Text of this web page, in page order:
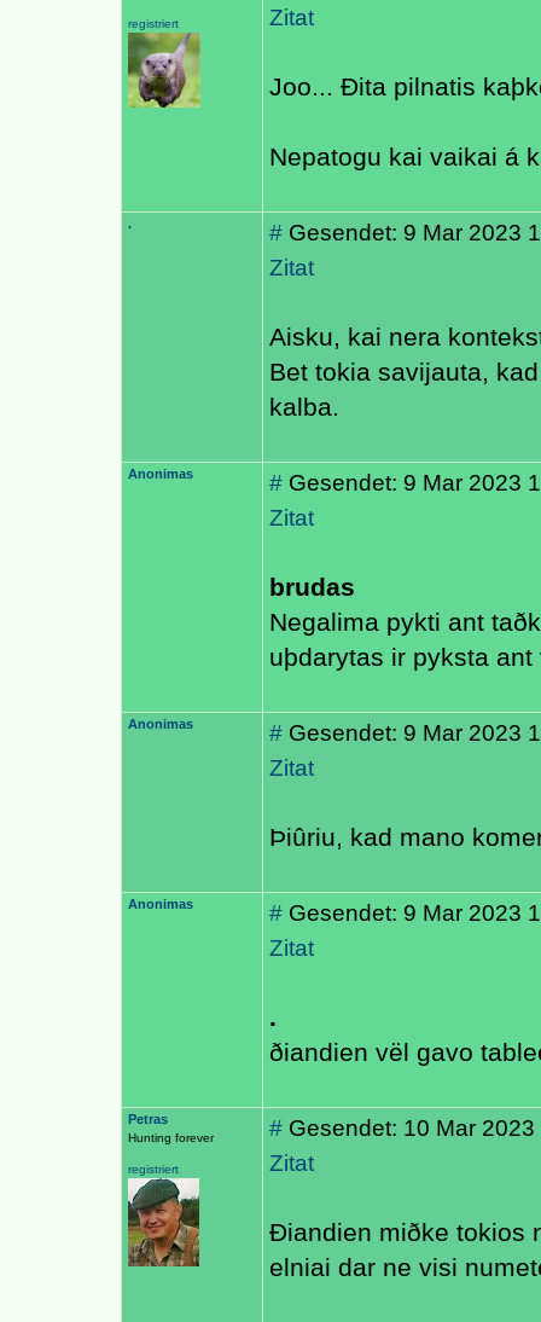
registriert Zitat
Joo... Ðita pilnatis
Nepatogu kai vaikai á
. # Gesendet: 9 Mar 2023
Zitat
Aisku, kai nera
Bet tokia savijauta,
kalba.
Anonimas # Gesendet: 9 Mar 2023
Zitat
brudas
Negalima pykti ant
uþdarytas ir pyksta
Anonimas # Gesendet: 9 Mar 2023
Zitat
Þiûriu, kad mano
Anonimas # Gesendet: 9 Mar 2023
Zitat
.
ðiandien vël gavo
Petras
Hunting forever
registriert
# Gesendet: 10 Mar
Zitat
Ðiandien miðke tokios
elniai dar ne visi